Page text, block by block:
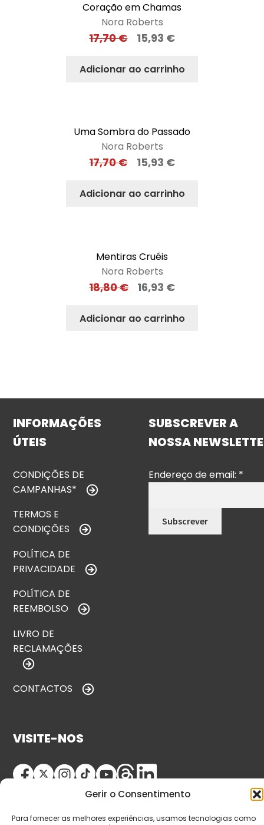
Gerir o Consentimento
Para fornecer as melhores experiências, usamos tecnologias como
Coração em Chamas
Nora Roberts
17,70€ 15,93 €
Adicionar ao carrinho
Uma Sombra do Passado
Nora Roberts
17,70€ 15,93 €
Adicionar ao carrinho
Mentiras Cruéis
Nora Roberts
18,80€ 16,93 €
Adicionar ao carrinho
INFORMAÇÕES
ÚTEIS
CONDIÇÕES DE
CAMPANHAS*
TERMOS E
CONDIÇÕES
POLÍTICA DE
PRIVACIDADE
POLÍTICA DE
REEMBOLSO
LIVRO DE
RECLAMAÇÕES
CONTACTOS
SUBSCREVER A
NOSSA
Endereço de email: *
VISITE-NOS